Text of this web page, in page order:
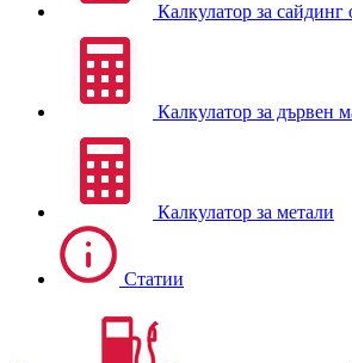
Калкулатор за сайдинг
Калкулатор за дървен
Калкулатор за метали
Статии